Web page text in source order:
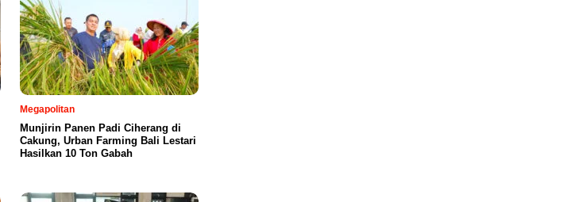
Megapolitan
Munjirin Panen Padi Ciherang di
Cakung, Urban Farming Bali Lestari
Hasilkan 10 Ton Gabah